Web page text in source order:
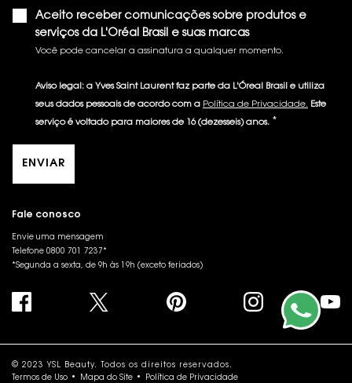
Aceito receber comunicações sobre produtos e
serviços da L'Oréal Brasil e suas marcas
Você pode cancelar a assinatura a qualquer momento.​
Aviso legal: a Yves Saint Laurent faz parte da L'Óreal Brasil e utiliza
seus dados pessoais de acordo com a Política de Privacidade. Este
serviço é voltado para maiores de 16 (dezesseis) anos. *
ENVIAR
Fale conosco
Envie uma mensagem
Telefone 0800 701 7237*
*Segunda a sexta, de 9h às 19h (exceto feriados)
© 2023 YSL Beauty. Todos os direitos reservados.
Termos de Uso
Mapa do Site Política de Privacidade